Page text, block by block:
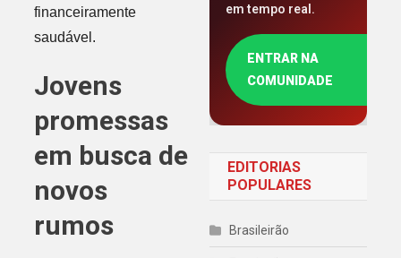
financeiramente
saudável.
Jovens
promessas
em busca de
novos
rumos
em tempo real.
ENTRAR NA
COMUNIDADE
EDITORIAS
POPULARES
Brasileirão